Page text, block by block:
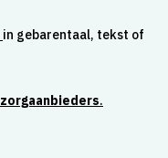
in gebarentaal, tekst of
zorgaanbieders.